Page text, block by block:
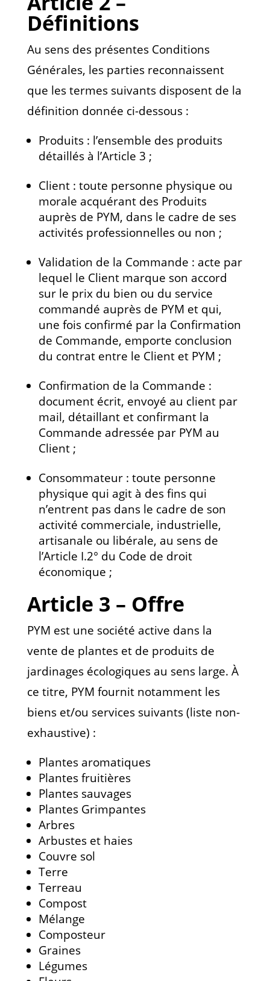
Définitions
Au sens des présentes Conditions
Générales, les parties reconnaissent
que les termes suivants disposent de la
définition donnée ci-dessous :
Produits : l’ensemble des produits
détaillés à l’Article 3 ;
Client : toute personne physique ou
morale acquérant des Produits
auprès de PYM, dans le cadre de ses
activités professionnelles ou non ;
Validation de la Commande : acte par
lequel le Client marque son accord
sur le prix du bien ou du service
commandé auprès de PYM et qui,
une fois confirmé par la Confirmation
de Commande, emporte conclusion
du contrat entre le Client et PYM ;
Confirmation de la Commande :
document écrit, envoyé au client par
mail, détaillant et confirmant la
Commande adressée par PYM au
Client ;
Consommateur : toute personne
physique qui agit à des fins qui
n’entrent pas dans le cadre de son
activité commerciale, industrielle,
artisanale ou libérale, au sens de
l’Article I.2° du Code de droit
économique ;
Article 3 – Offre
PYM est une société active dans la
vente de plantes et de produits de
jardinages écologiques au sens large. À
ce titre, PYM fournit notamment les
biens et/ou services suivants (liste non-
exhaustive) :
Plantes aromatiques
Plantes fruitières
Plantes sauvages
Plantes Grimpantes
Arbres
Arbustes et haies
Couvre sol
Terre
Terreau
Compost
Mélange
Composteur
Graines
Légumes